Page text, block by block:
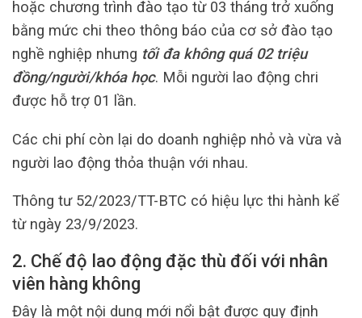
hoặc chương trình đào tạo từ 03 tháng trở xuống
bằng mức chi theo thông báo của cơ sở đào tạo
nghề nghiệp nhưng tối đa không quá 02 triệu
đồng/người/khóa học. Mỗi người lao động chri
được hỗ trợ 01 lần.
Các chi phí còn lại do doanh nghiệp nhỏ và vừa và
người lao động thỏa thuận với nhau.
Thông tư 52/2023/TT-BTC có hiệu lực thi hành kể
từ ngày 23/9/2023.
2. Chế độ lao động đặc thù đối với nhân
viên hàng không
Đây là một nội dung mới nổi bật được quy định